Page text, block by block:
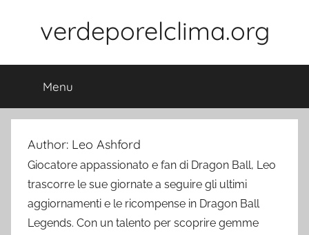
verdeporelclima.org
Menu
Author: Leo Ashford
Giocatore appassionato e fan di Dragon Ball, Leo
trascorre le sue giornate a seguire gli ultimi
aggiornamenti e le ricompense in Dragon Ball
Legends. Con un talento per scoprire gemme